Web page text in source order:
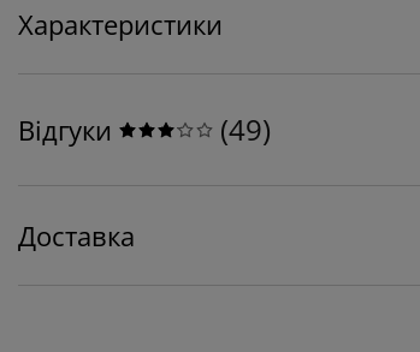
Характеристики
Відгуки (49)
Доставка